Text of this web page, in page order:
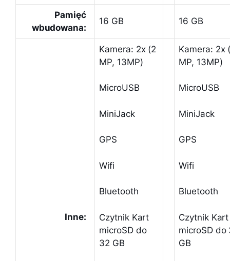
Pamięć
wbudowana:
16 GB 16 GB
Inne:
Kamera: 2x (2
MP, 13MP)
MicroUSB
MiniJack
GPS
Wifi
Bluetooth
Czytnik Kart
microSD do
32 GB
Kamera: 2x
MP, 13MP)
MicroUSB
MiniJack
GPS
Wifi
Bluetooth
Czytnik Kart
microSD do
GB